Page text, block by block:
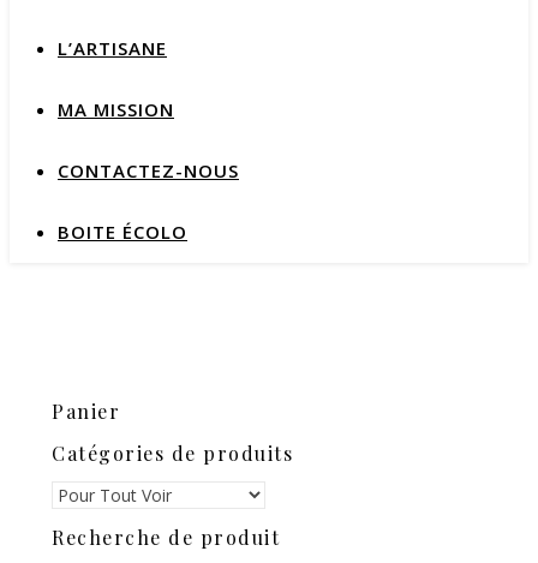
L’ARTISANE
MA MISSION
CONTACTEZ-NOUS
BOITE ÉCOLO
Panier
Catégories de produits
Recherche de produit